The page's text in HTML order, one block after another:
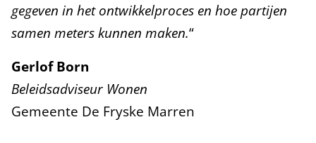
gegeven in het ontwikkelproces en hoe partijen
samen meters kunnen maken.“
Gerlof Born
Beleidsadviseur Wonen
Gemeente De Fryske Marren